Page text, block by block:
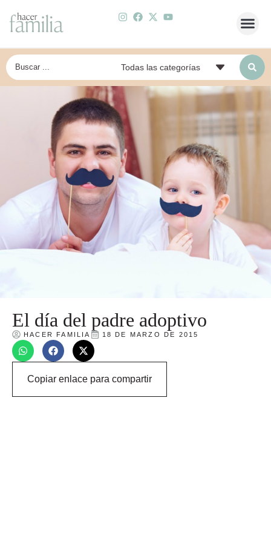
El día del padre adoptivo
HACER FAMILIA 18 DE MARZO DE 2015
Copiar enlace para compartir